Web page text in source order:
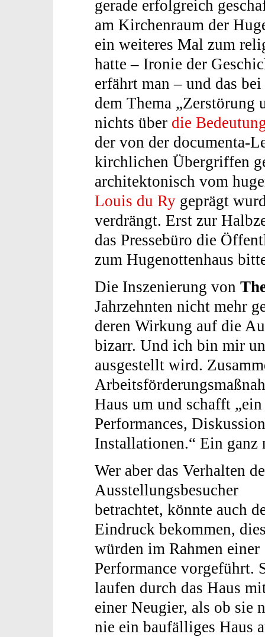
gerade erfolgreich
am Kirchenraum der
ein weiteres Mal zum
hatte – Ironie der
erfährt man – und das
dem Thema „Zerstörung
nichts über die
der von der documenta-
kirchlichen Übergriffen
architektonisch vom
Louis du Ry geprägt
verdrängt. Erst zur
das Pressebüro die
zum Hugenottenhaus
Die Inszenierung von
Jahrzehnten nicht mehr
deren Wirkung auf die
bizarr. Und ich bin mir
ausgestellt wird.
Haus um und schafft
Performances,
Installationen.“ Ein
Wer aber das Verhalten
Ausstellungsbesucher
betrachtet, könnte auch
Eindruck bekommen,
würden im Rahmen einer
Performance vorgeführt.
laufen durch das Haus
einer Neugier, als ob sie
nie ein baufälliges Haus